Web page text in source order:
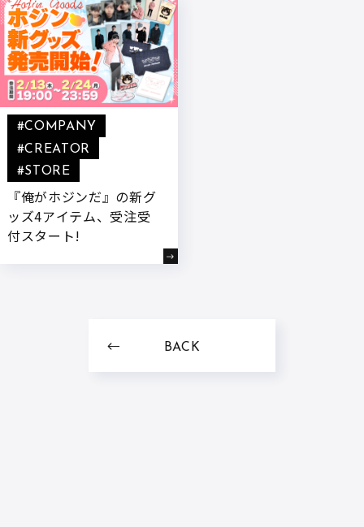
『俺がホジンだ』の新グ
ッズ4アイテム、受注受
付スタート!
#COMPANY
#CREATOR
#STORE
BACK